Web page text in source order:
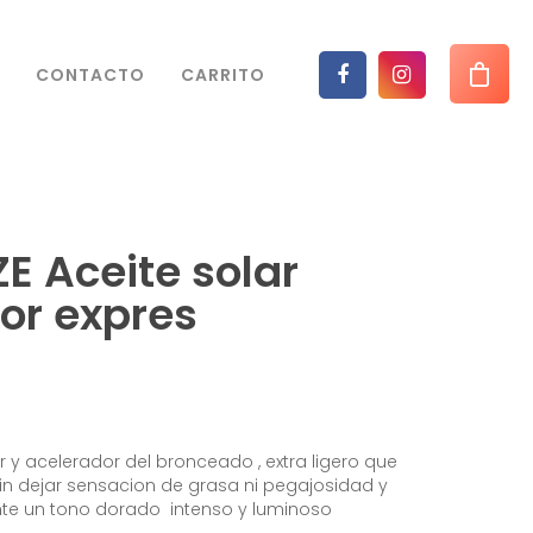
CONTACTO CARRITO
Aceite solar
expres
y acelerador del bronceado , extra ligero que
dejar sensacion de grasa ni pegajosidad y
un tono dorado intenso y luminoso